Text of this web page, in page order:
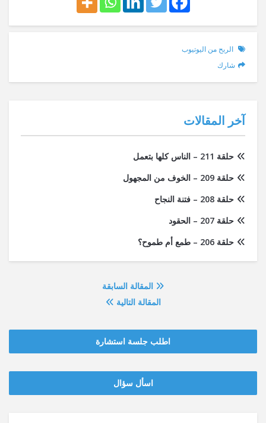
الربح من اليوتيوب
شارك
آخر المقالات
حلقة 211 – الناس كلها بتعمل
حلقة 209 – الخوف من المجهول
حلقة 208 – فتنة النجاح
حلقة 207 – الحقود
حلقة 206 – طمع أم طموح؟
المقالة السابقة
المقالة التالية
اطلب جلسة استشارة
‫‫اسأل سؤال